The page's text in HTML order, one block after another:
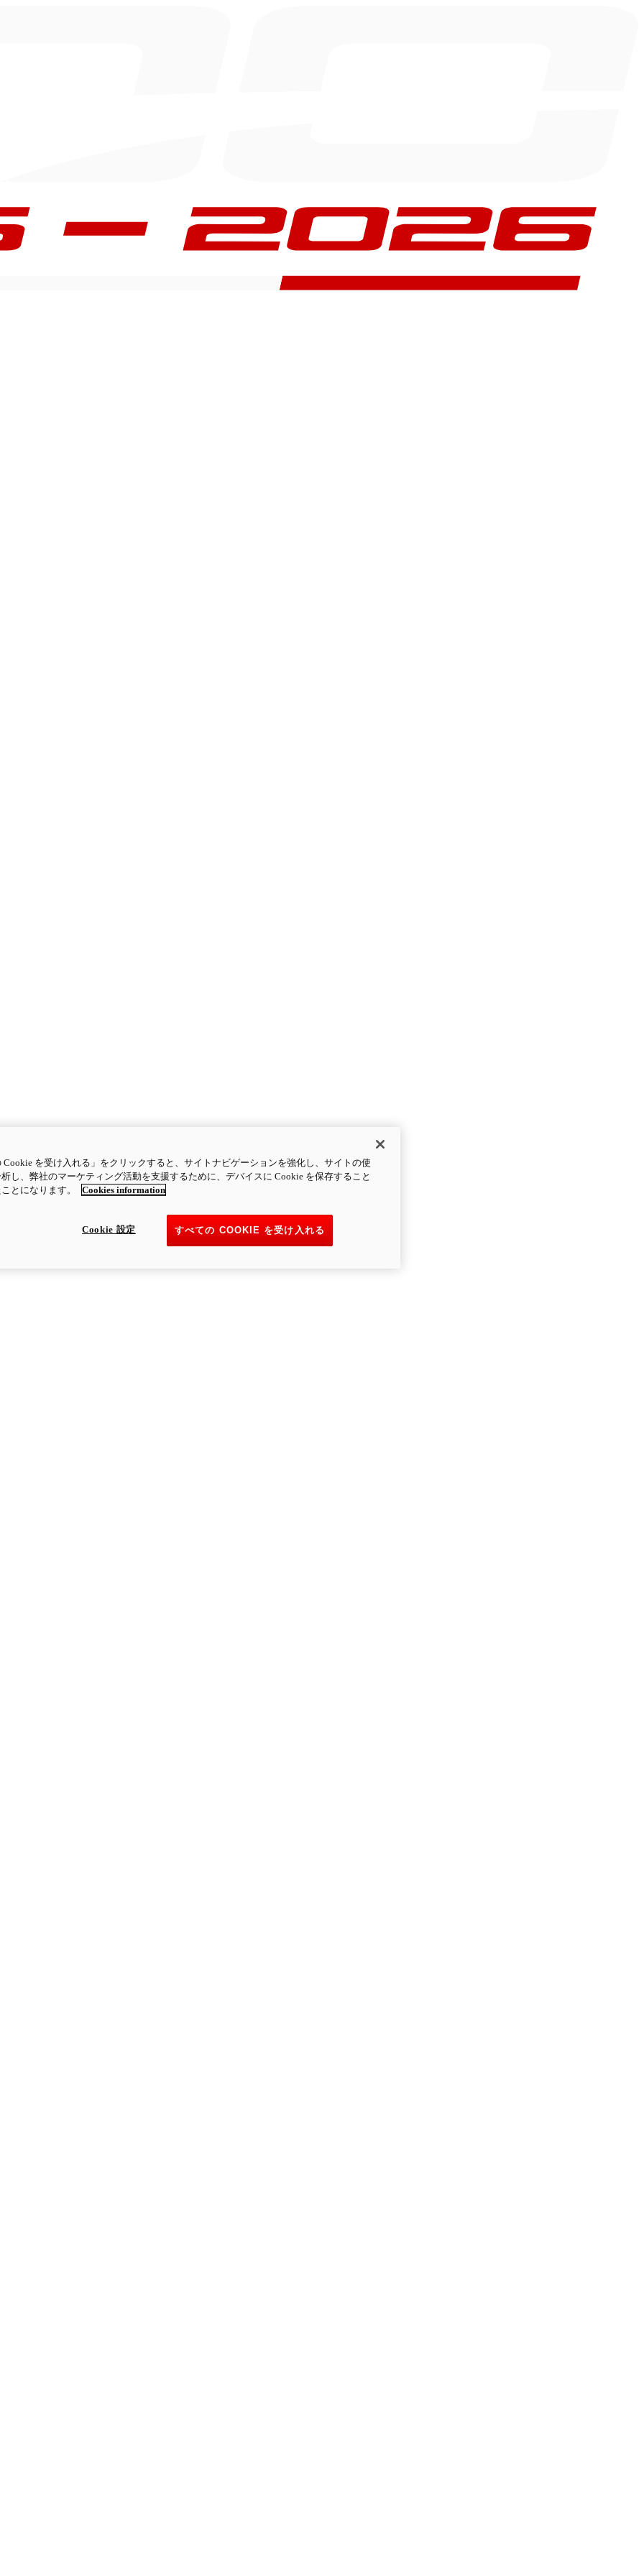
Cookie を受け入れる」をクリックすると、サイトナビゲーションを強化し、サイトの使
し、弊社のマーケティング活動を支援するために、デバイスに Cookie を保存すること
とになります。
Cookies information
すべての COOKIE を受け入れる
Cookie 設定